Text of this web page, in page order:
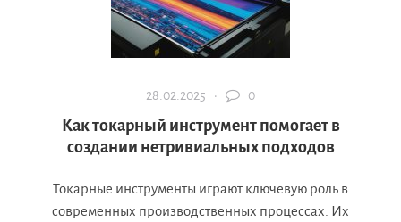
28.02.2025 · 0
Как токарный инструмент помогает в
создании нетривиальных подходов
Токарные инструменты играют ключевую роль в
современных производственных процессах. Их